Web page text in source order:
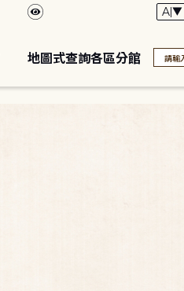
地圖式查詢各區分館